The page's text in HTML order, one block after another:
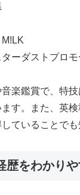
M!LK
ターダストプロ
楽鑑賞で、特
ます。また、英
ていることでも
歴をわかり